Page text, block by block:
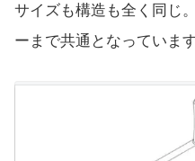
サイズも構造も全く同じ
ーまで共通となっています